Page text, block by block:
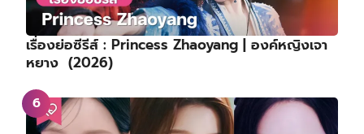
เรื่องย่อซีรีส์ : Princess Zhaoyang | องค์หญิงเจา
หยาง (2026)